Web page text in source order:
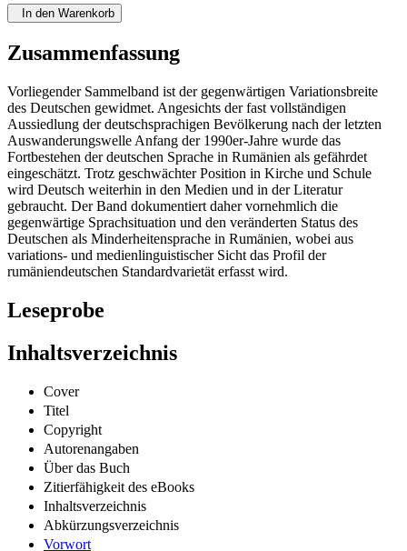
In den Warenkorb
Zusammenfassung
Vorliegender Sammelband ist der gegenwärtigen Variationsbreite
des Deutschen gewidmet. Angesichts der fast vollständigen
Aussiedlung der deutschsprachigen Bevölkerung nach der letzten
Auswanderungswelle Anfang der 1990er-Jahre wurde das
Fortbestehen der deutschen Sprache in Rumänien als gefährdet
eingeschätzt. Trotz geschwächter Position in Kirche und Schule
wird Deutsch weiterhin in den Medien und in der Literatur
gebraucht. Der Band dokumentiert daher vornehmlich die
gegenwärtige Sprachsituation und den veränderten Status des
Deutschen als Minderheitensprache in Rumänien, wobei aus
variations- und medienlinguistischer Sicht das Profil der
rumäniendeutschen Standardvarietät erfasst wird.
Leseprobe
Inhaltsverzeichnis
Cover
Titel
Copyright
Autorenangaben
Über das Buch
Zitierfähigkeit des eBooks
Inhaltsverzeichnis
Abkürzungsverzeichnis
Vorwort